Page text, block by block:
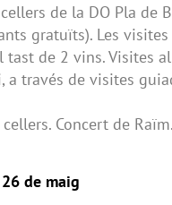
de la DO Pla de
gratuïts). Les
tast de 2 vins. Visites
a través de visites
Concert de
de maig